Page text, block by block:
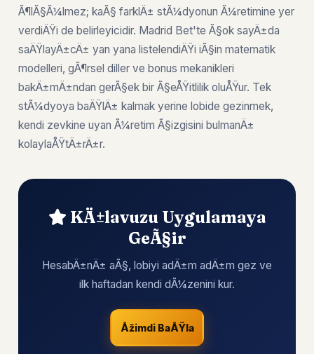
Ã¶lÃ§Ã¼lmez; kaÃ§ farklÄ± stÃ¼dyonun Ã¼retimine yer
verdiÄŸi de belirleyicidir. Madrid Bet'te Ã§ok sayÄ±da
saÄŸlayÄ±cÄ± yan yana listelendiÄŸi iÃ§in matematik
modelleri, gÃ¶rsel diller ve bonus mekanikleri
bakÄ±mÄ±ndan gerÃ§ek bir Ã§eÅŸitlilik oluÅŸur. Tek
stÃ¼dyoya baÄŸlÄ± kalmak yerine lobide gezinmek,
kendi zevkine uyan Ã¼retim Ã§izgisini bulmanÄ±
kolaylaÅŸtÄ±rÄ±r.
KÄ±lavuzu Uygulamaya
GeÃ§ir
HesabÄ±nÄ± aÃ§, lobiyi adÄ±m adÄ±m gez ve
ilk haftadan kendi dÃ¼zenini kur.
Åžimdi BaÅŸla